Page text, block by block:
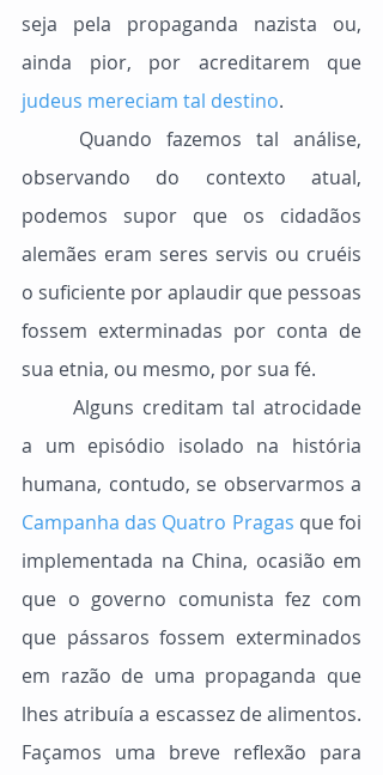
seja pela propaganda nazista ou,
judeus mereciam tal destino.
observando do contexto atual,
podemos supor que os cidadãos
alemães eram seres servis ou cruéis
o suficiente por aplaudir que pessoas
fossem exterminadas por conta de
sua etnia, ou mesmo, por sua fé.
a um episódio isolado na história
Campanha das Quatro Pragas que foi
implementada na China, ocasião em
que o governo comunista fez com
que pássaros fossem exterminados
em razão de uma propaganda que
lhes atribuía a escassez de alimentos.
Façamos uma breve reflexão para